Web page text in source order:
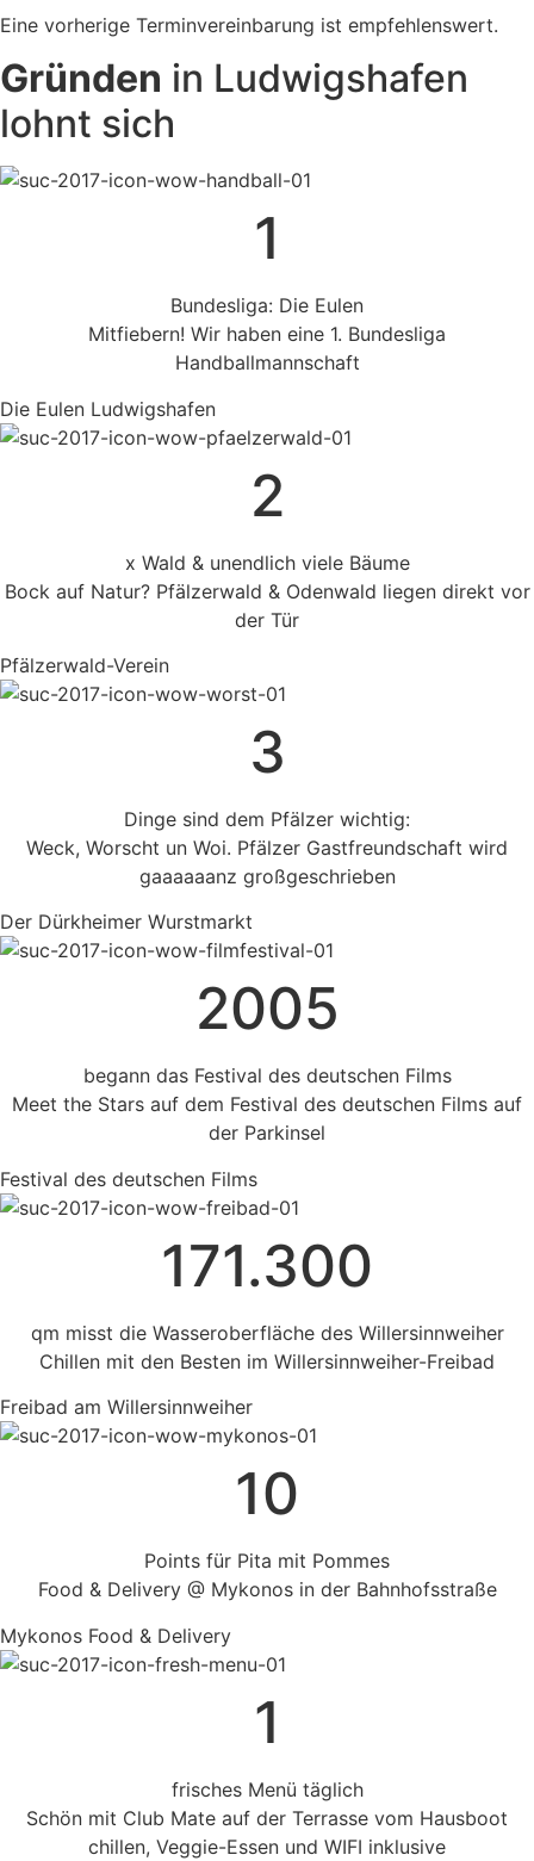
Eine vorherige Terminvereinbarung ist empfehlenswert.
Gründen in Ludwigshafen
lohnt sich
1
Bundesliga: Die Eulen
Mitfiebern! Wir haben eine 1. Bundesliga
Handballmannschaft
Die Eulen Ludwigshafen
2
x Wald & unendlich viele Bäume
Bock auf Natur? Pfälzerwald & Odenwald liegen direkt vor
der Tür
Pfälzerwald-Verein
3
Dinge sind dem Pfälzer wichtig:
Weck, Worscht un Woi. Pfälzer Gastfreundschaft wird
gaaaaaanz großgeschrieben
Der Dürkheimer Wurstmarkt
2005
begann das Festival des deutschen Films
Meet the Stars auf dem Festival des deutschen Films auf
der Parkinsel
Festival des deutschen Films
171.300
qm misst die Wasseroberfläche des Willersinnweiher
Chillen mit den Besten im Willersinnweiher-Freibad
Freibad am Willersinnweiher
10
Points für Pita mit Pommes
Food & Delivery @ Mykonos in der Bahnhofsstraße
Mykonos Food & Delivery
1
frisches Menü täglich
Schön mit Club Mate auf der Terrasse vom Hausboot
chillen, Veggie-Essen und WIFI inklusive